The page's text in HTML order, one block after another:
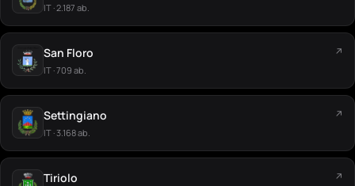
IT · 2.187 ab.
San Floro
IT · 709 ab.
↗
Settingiano
IT · 3.168 ab.
↗
Tiriolo ↗